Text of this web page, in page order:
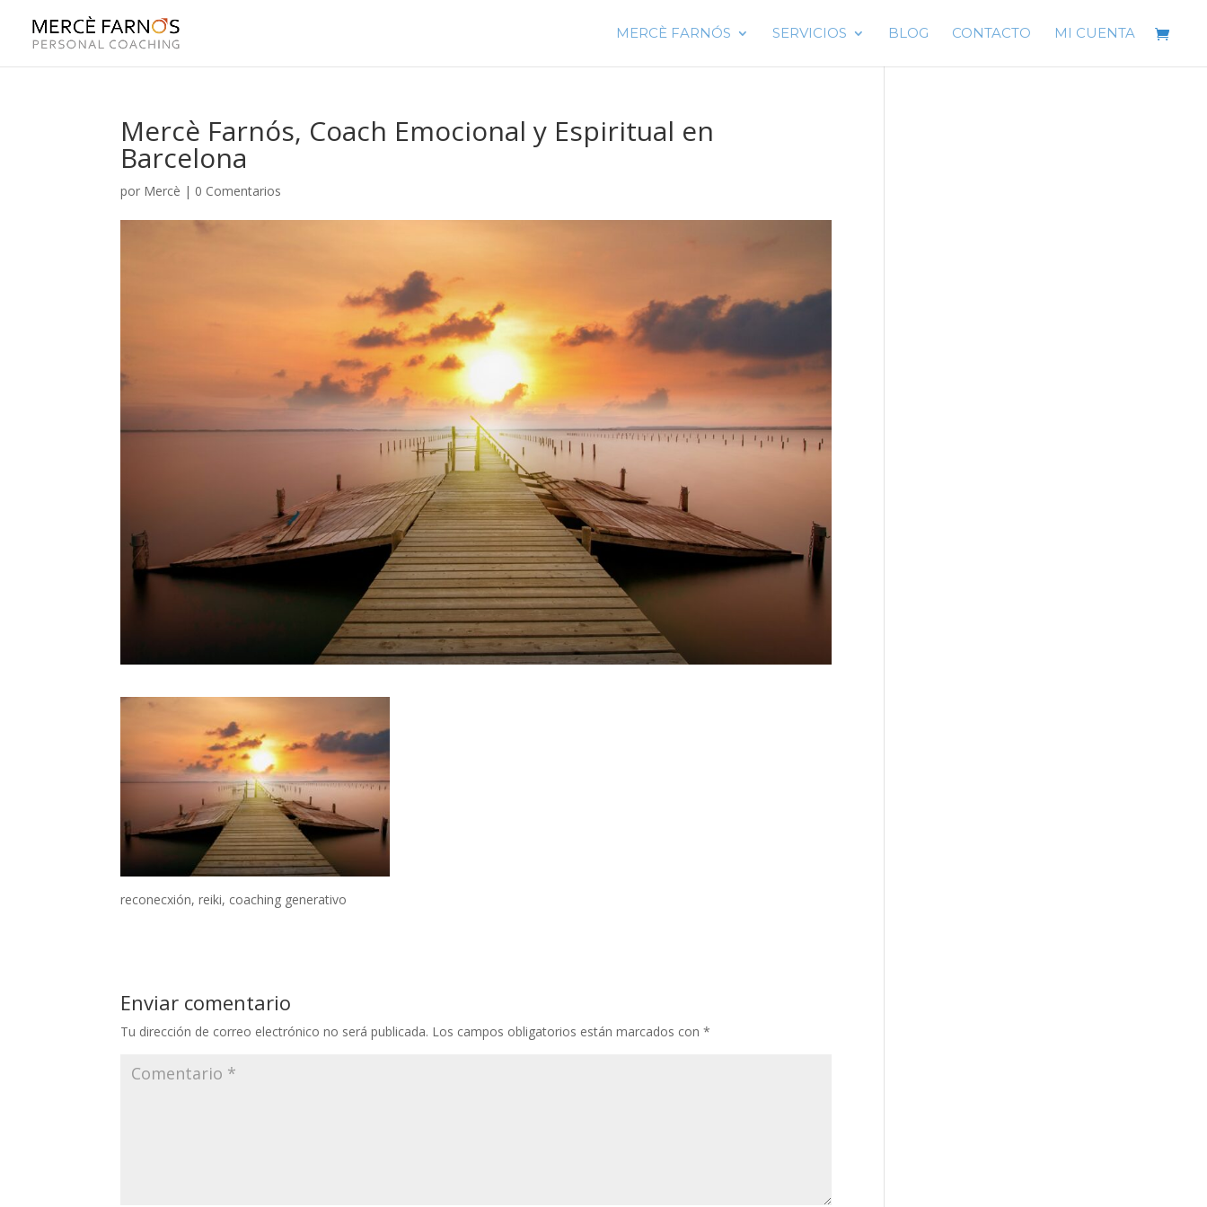
MERCÈ FARNÓS SERVICIOS BLOG CONTACTO MI CUENTA
Mercè Farnós, Coach Emocional y Espiritual en
Barcelona
por Mercè | 0 Comentarios
reconecxión, reiki, coaching generativo
Enviar comentario
Tu dirección de correo electrónico no será publicada. Los campos obligatorios están marcados con*